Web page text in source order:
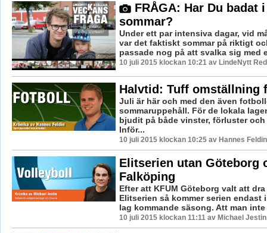
FRÅGA: Har Du badat
sommar?
Under ett par intensiva dagar, vid
var det faktiskt sommar på riktigt
passade nog på att svalka sig med
10 juli 2015 klockan 10:21 av LindeNytt
Halvtid: Tuff omställning
Juli är här och med den även
sommaruppehåll. För de lokala
bjudit på både vinster, förluster och
Inför...
10 juli 2015 klockan 10:25 av Hannes
Elitserien utan Göteborg
Falköping
Efter att KFUM Göteborg valt att
Elitserien så kommer serien endast
lag kommande säsong. Att man
10 juli 2015 klockan 11:11 av Michael